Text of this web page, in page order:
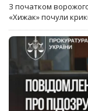
З початком ворожого
«Хижак» почули